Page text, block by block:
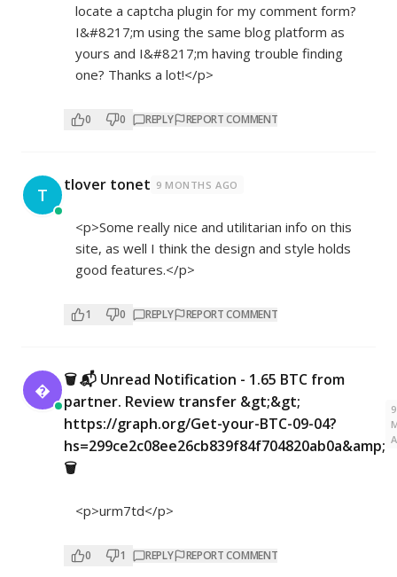
locate a captcha plugin for my comment form?
I&#8217;m using the same blog platform as
yours and I&#8217;m having trouble finding
one? Thanks a lot!</p>
0 0 REPLY REPORT COMMENT
T tlover tonet 9 MONTHS AGO
<p>Some really nice and utilitarian info on this
site, as well I think the design and style holds
good features.</p>
1 0 REPLY REPORT COMMENT

🗑 📬 Unread Notification - 1.65 BTC from
partner. Review transfer &gt;&gt;
https://graph.org/Get-your-BTC-09-04?
hs=299ce2c08ee26cb839f84f704820ab0a&amp;
🗑
9
<p>urm7td</p>
0 1 REPLY REPORT COMMENT